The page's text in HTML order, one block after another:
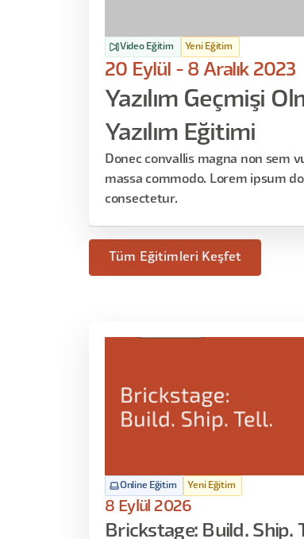
Video Eğitim Yeni Eğitim
20 Eylül - 8 Aralık 2023
Yazılım Geçmişi
Yazılım Eğitimi
Donec convallis magna non sem
massa commodo. Lorem ipsum
consectetur.
Tüm Eğitimleri Keşfet
Online Eğitim Yeni Eğitim
8 Eylül 2026
Brickstage: Build. Ship.